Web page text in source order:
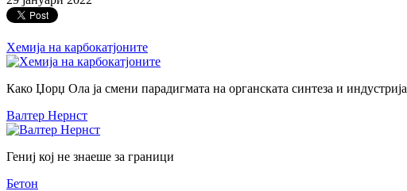
Хемија на карбокатјоните
Како Џорџ Ола ја смени парадигмата на органската синтеза и индустрија
Валтер Нернст
Гениј кој не знаеше за граници
Бетон